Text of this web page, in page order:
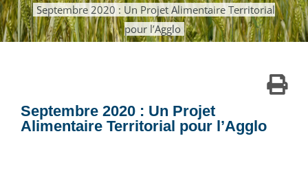
Septembre 2020 : Un Projet Alimentaire Territorial
pour l’Agglo
Septembre 2020 : Un Projet
Alimentaire Territorial pour l’Agglo